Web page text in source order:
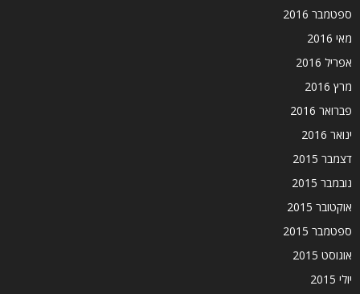
ספטמבר 2016
מאי 2016
אפריל 2016
מרץ 2016
פברואר 2016
ינואר 2016
דצמבר 2015
נובמבר 2015
אוקטובר 2015
ספטמבר 2015
אוגוסט 2015
יולי 2015